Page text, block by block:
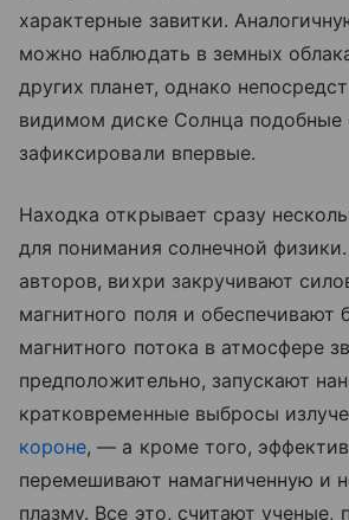
характерные завитки.
можно наблюдать в земных
других планет, однако
видимом диске Солнца подобные
зафиксировали впервые.
Находка открывает сразу
для понимания солнечной
авторов, вихри закручивают
магнитного поля и обеспечивают
магнитного потока в атмосфере
предположительно, запускают
кратковременные выбросы
короне, — а кроме того,
перемешивают намагниченную и
плазму. Все это, считают ученые,